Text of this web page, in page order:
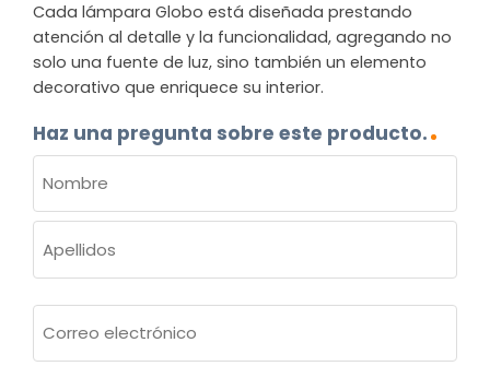
Cada lámpara Globo está diseñada prestando
atención al detalle y la funcionalidad, agregando no
solo una fuente de luz, sino también un elemento
decorativo que enriquece su interior.
Haz una pregunta sobre este producto.
(OBLIGATORIO)
Nombre
electrónico